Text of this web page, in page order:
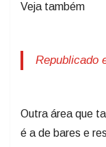
Veja também
Republicado
Outra área que
é a de bares e